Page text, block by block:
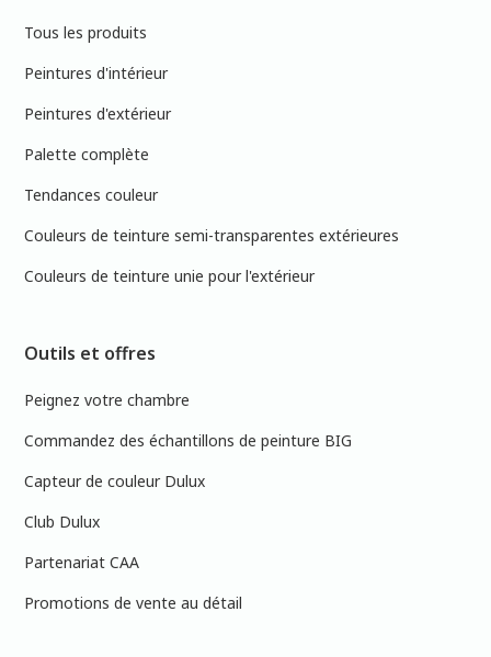
Tous les produits
Peintures d'intérieur
Peintures d'extérieur
Palette complète
Tendances couleur
Couleurs de teinture semi-transparentes extérieures
Couleurs de teinture unie pour l'extérieur
Outils et offres
Peignez votre chambre
Commandez des échantillons de peinture BIG
Capteur de couleur Dulux
Club Dulux
Partenariat CAA
Promotions de vente au détail